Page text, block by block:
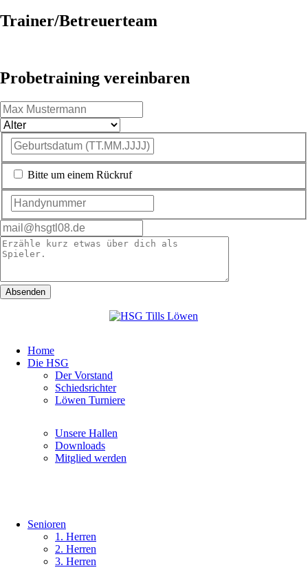
Trainer/Betreuerteam
Probetraining vereinbaren
Bitte um einem Rückruf
Absenden
überspringen
Home
Die HSG
Navigation
überspringen
Der Vorstand
Schiedsrichter
Löwen Turniere
Navigation
überspringen
Unsere Hallen
Downloads
Mitglied werden
Senioren
Navigation
überspringen
1. Herren
2. Herren
3. Herren